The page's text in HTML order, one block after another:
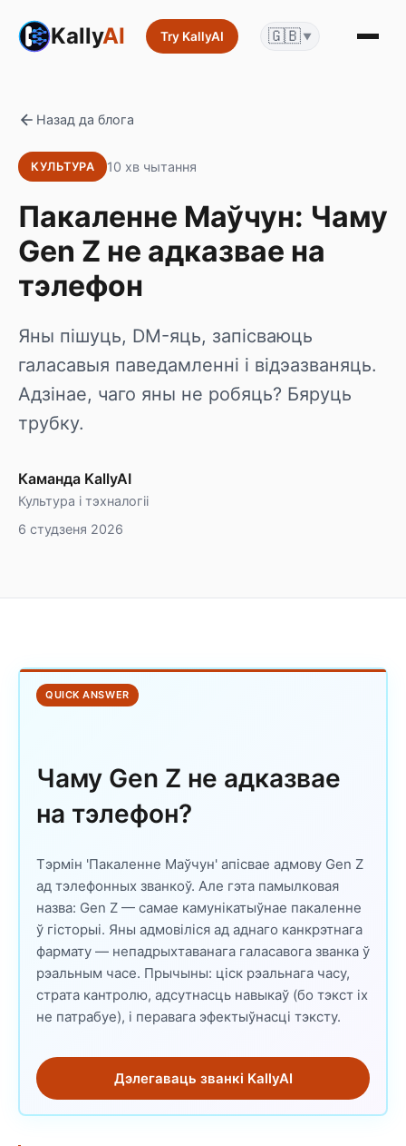
KallyAI Try KallyAI 🇬🇧 ▼
Назад да блога
КУЛЬТУРА 10 хв чытання
Пакаленне Маўчун: Чаму
Gen Z не адказвае на
тэлефон
Яны пішуць, DM-яць, запісваюць
галасавыя паведамленні і відэазваняць.
Адзінае, чаго яны не робяць? Бяруць
трубку.
Каманда KallyAI
Культура і тэхналогіі
6 студзеня 2026
QUICK ANSWER
Чаму Gen Z не адказвае
на тэлефон?
Тэрмін 'Пакаленне Маўчун' апісвае адмову Gen Z
ад тэлефонных званкоў. Але гэта памылковая
назва: Gen Z — самае камунікатыўнае пакаленне
ў гісторыі. Яны адмовіліся ад аднаго канкрэтнага
фармату — непадрыхтаванага галасавога званка ў
рэальным часе. Прычыны: ціск рэальнага часу,
страта кантролю, адсутнасць навыкаў (бо тэкст іх
не патрабуе), і перавага эфектыўнасці тэксту.
Дэлегаваць званкі KallyAI